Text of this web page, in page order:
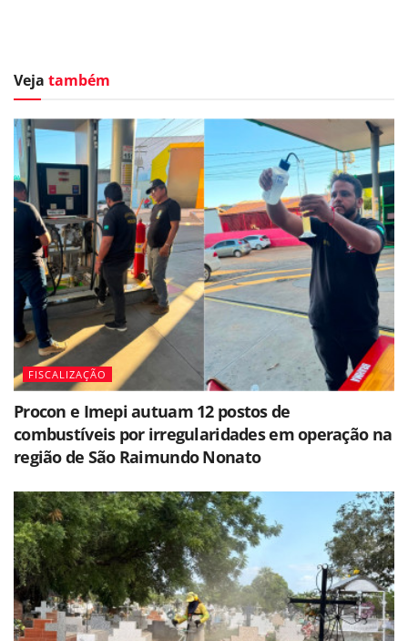
Veja também
FISCALIZAÇÃO
Procon e Imepi autuam 12 postos de
combustíveis por irregularidades em operação na
região de São Raimundo Nonato